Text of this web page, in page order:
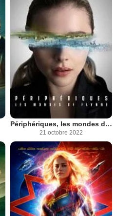
Périphériques, les mondes de Flynne
21 octobre 2022